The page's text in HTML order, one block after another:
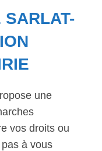
une
vos droits ou
à vous